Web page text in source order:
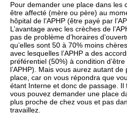
Pour demander une place dans les
être affecté (mère ou père) au
hôpital de l’APHP (être payé par
L’avantage avec les crèches de
pas de problème d’horaires
qu’elles sont 50 à 70% moins
avec lesquelles l’APHP a des
préférentiel (50%) à condition
l’APHP). Mais vous aurez autant
place, car on vous répondra que
étant Interne et donc de passage.
vous pouvez demander une place
plus proche de chez vous et pas
travaillez.